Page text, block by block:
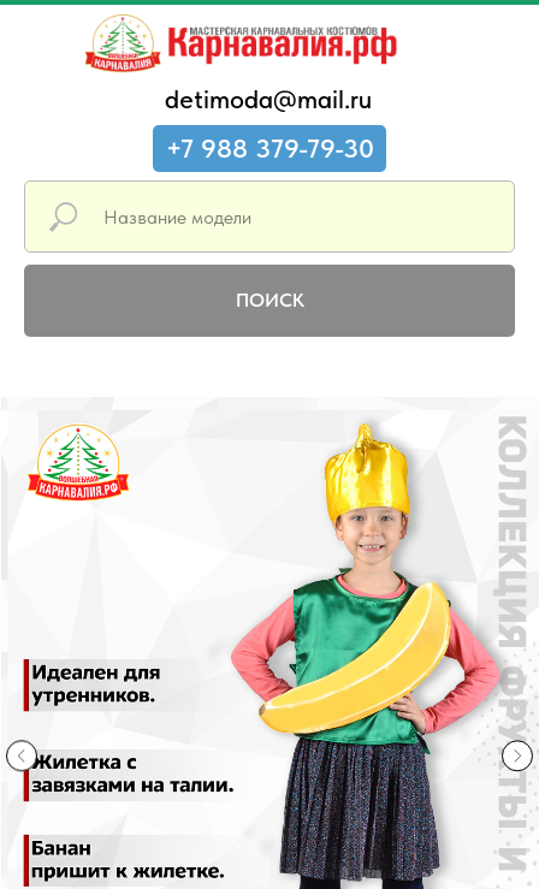
detimoda@mail.ru
+7 988 379-79-30
ПОИСК